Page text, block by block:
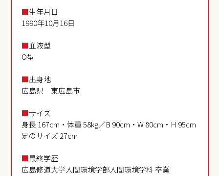
■生年月日
1990年10月16日
■血液型
O型
■出身地
広島県 東広島市
■サイズ
身長 167cm・体重 58kg／B 90cm・W 80cm・H 95cm
足のサイズ 27cm
■最終学歴
広島修道大学人間環境学部人間環境学科 卒業